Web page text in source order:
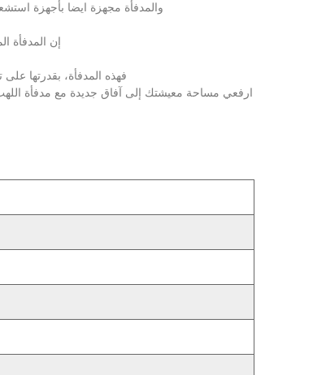
والمدفأة مجهزة ايضا بأجهزة
إن المدفأة
فهذه المدفأة، بقدرتها على
ارفعي مساحة معيشتك إلى آفاق جديدة مع مدفأة